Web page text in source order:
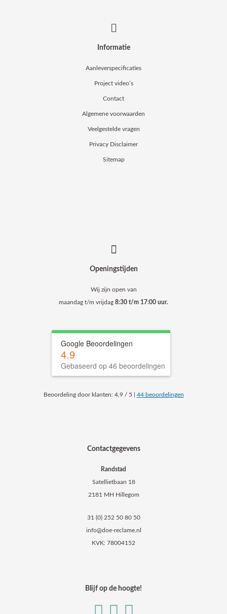
Informatie
Aanleverspecificaties
Project video’s
Contact
Algemene voorwaarden
Veelgestelde vragen
Privacy Disclaimer
Sitemap
Openingstijden
Wij zijn open van
maandag t/m vrijdag 8:30 t/m 17:00 uur.
Google Beoordelingen
4.9
Gebaseerd op 46 beoordelingen
Beoordelingdoor klanten: 4,9/ 5 44beoordelingen
Contactgegevens
Randstad
Satellietbaan 18
2181 MH Hillegom
31 (0) 252 50 80 50
info@doe-reclame.nl
KVK: 78004152
Blijf op de hoogte!